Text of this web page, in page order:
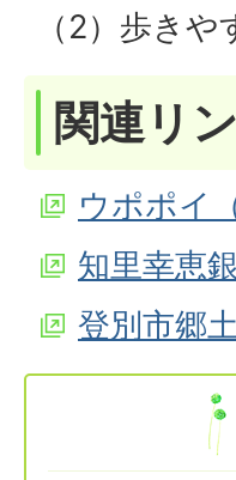
（2）歩き
関連リ
ウポポイ
知里幸恵
登別市郷